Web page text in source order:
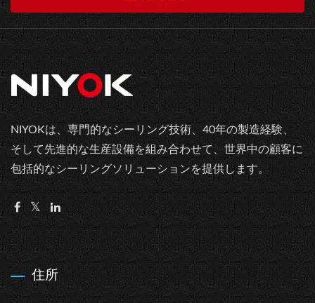
NIYOKは、専門的なシーリング技術、40年の製造経験、
そして先進的な生産設備を組み合わせて、世界中の顧客に
包括的なシーリングソリューションを提供します。
住所